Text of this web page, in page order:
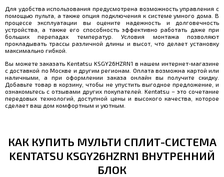
Для удобства использования предусмотрена возможность управления с
помощью пульта, а также опция подключения к системе умного дома. В
процессе эксплуатации вы оцените надежность и долговечность
устройства, а также его способность эффективно работать даже при
больших перепадах температур. Условия монтажа позволяют
прокладывать трассы различной длины и высот, что делает установку
максимально гибкой.
Вы можете заказать Kentatsu KSGY26HZRN1 в нашем интернет-магазине
с доставкой по Москве и другим регионам. Оплата возможна картой или
наличными, а при оформлении заказа онлайн вы получите скидку.
Добавьте товар в корзину, чтобы не упустить выгодное предложение, и
ознакомьтесь с отзывами других покупателей. Kentatsu – это сочетание
передовых технологий, доступной цены и высокого качества, которое
сделает ваш дом комфортным и уютным.
КАК КУПИТЬ МУЛЬТИ СПЛИТ-СИСТЕМА
KENTATSU KSGY26HZRN1 ВНУТРЕННИЙ
БЛОК